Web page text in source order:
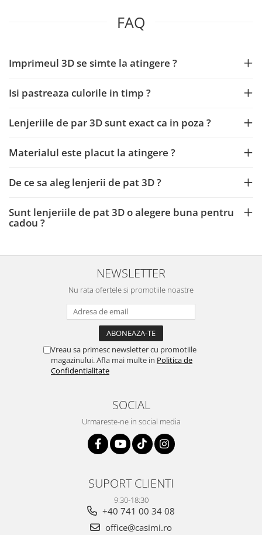
FAQ
Imprimeul 3D se simte la atingere ?
Isi pastreaza culorile in timp ?
Lenjeriile de par 3D sunt exact ca in poza ?
Materialul este placut la atingere ?
De ce sa aleg lenjerii de pat 3D ?
Sunt lenjeriile de pat 3D o alegere buna pentru
cadou ?
NEWSLETTER
Nu rata ofertele si promotiile noastre
Vreau sa primesc newsletter cu promotiile
magazinului. Afla mai multe in Politica de
Confidentialitate
SOCIAL
Urmareste-ne in social media
SUPORT CLIENTI
9:30-18:30
+40 741 00 34 08
office@casimi.ro